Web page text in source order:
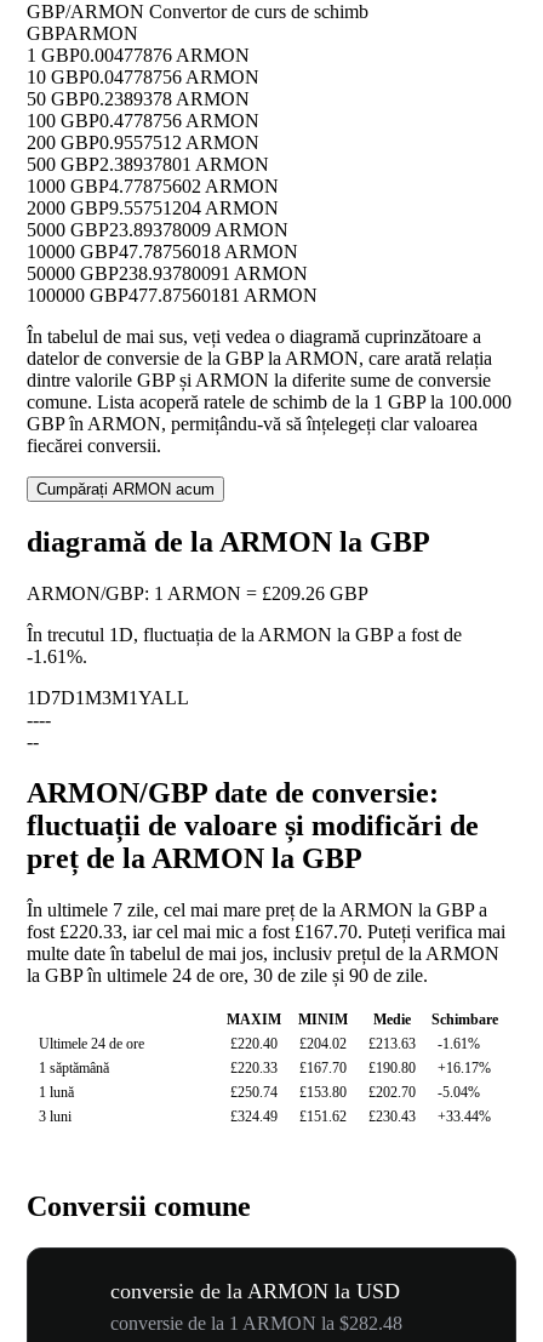
GBP/ARMON Convertor de curs de schimb
GBPARMON
1 GBP0.00477876 ARMON
10 GBP0.04778756 ARMON
50 GBP0.2389378 ARMON
100 GBP0.4778756 ARMON
200 GBP0.9557512 ARMON
500 GBP2.38937801 ARMON
1000 GBP4.77875602 ARMON
2000 GBP9.55751204 ARMON
5000 GBP23.89378009 ARMON
10000 GBP47.78756018 ARMON
50000 GBP238.93780091 ARMON
100000 GBP477.87560181 ARMON
În tabelul de mai sus, veți vedea o diagramă cuprinzătoare a
datelor de conversie de la GBP la ARMON, care arată relația
dintre valorile GBP și ARMON la diferite sume de conversie
comune. Lista acoperă ratele de schimb de la 1 GBP la 100.000
GBP în ARMON, permițându-vă să înțelegeți clar valoarea
fiecărei conversii.
Cumpărați ARMON acum
diagramă de la ARMON la GBP
ARMON/GBP: 1 ARMON = £209.26 GBP
În trecutul 1D, fluctuația de la ARMON la GBP a fost de
-1.61%.
1D7D1M3M1YALL
----
--
ARMON/GBP date de conversie:
fluctuații de valoare și modificări de
preț de la ARMON la GBP
În ultimele 7 zile, cel mai mare preț de la ARMON la GBP a
fost £220.33, iar cel mai mic a fost £167.70. Puteți verifica mai
multe date în tabelul de mai jos, inclusiv prețul de la ARMON
la GBP în ultimele 24 de ore, 30 de zile și 90 de zile.
MAXIM MINIM Medie
Schimbare
Ultimele 24 de ore
£220.40 £204.02 £213.63
-1.61%
1 săptămână
£220.33 £167.70 £190.80
+16.17%
1 lună
£250.74 £153.80 £202.70
-5.04%
3 luni
£324.49 £151.62 £230.43 +33.44%
Conversii comune
conversie de la ARMON la USD
conversie de la 1 ARMON la $282.48